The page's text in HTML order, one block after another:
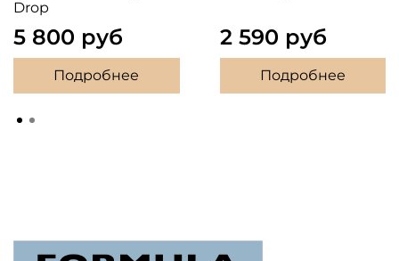
Drop
5 800 руб
Подробнее
2 590 руб
Подробнее